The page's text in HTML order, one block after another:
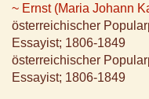
~ Ernst (Maria Johann
österreichischer
Essayist; 1806-1849
österreichischer
Essayist; 1806-1849